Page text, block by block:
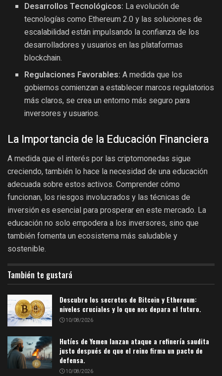
Desarrollos Tecnológicos: La evolución de
tecnologías como Ethereum 2.0 y las soluciones de
escalabilidad están impulsando la confianza de los
desarrolladores y usuarios en las plataformas
blockchain.
Regulaciones Favorables: A medida que los
gobiernos comienzan a establecer marcos regulatorios
más claros, se crea un entorno más seguro para
inversores y usuarios.
La Importancia de la Educación Financiera
A medida que el interés por las criptomonedas sigue
creciendo, también lo hace la necesidad de una educación
adecuada sobre estos activos. Comprender cómo
funcionan, los riesgos involucrados y las técnicas de
inversión es esencial para prosperar en este mercado. La
educación no solo empodera a los inversores, sino que
también fomenta un ecosistema más saludable y
sostenible.
También te gustará
Descubre los secretos de Bitcoin y Ethereum:
niveles cruciales y lo que nos depara el futuro.
10/08/2026
Hutíes de Yemen lanzan ataque a refinería saudita
justo después de que el reino firma un pacto de
defensa.
10/08/2026